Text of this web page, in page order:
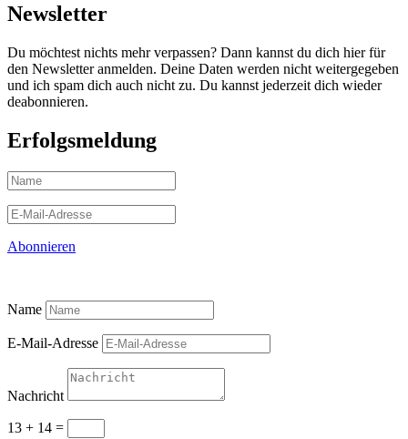
Newsletter
Du möchtest nichts mehr verpassen? Dann kannst du dich hier für
den Newsletter anmelden. Deine Daten werden nicht weitergegeben
und ich spam dich auch nicht zu. Du kannst jederzeit dich wieder
deabonnieren.
Erfolgsmeldung
Abonnieren
Name
E-Mail-Adresse
Nachricht
13 + 14 =